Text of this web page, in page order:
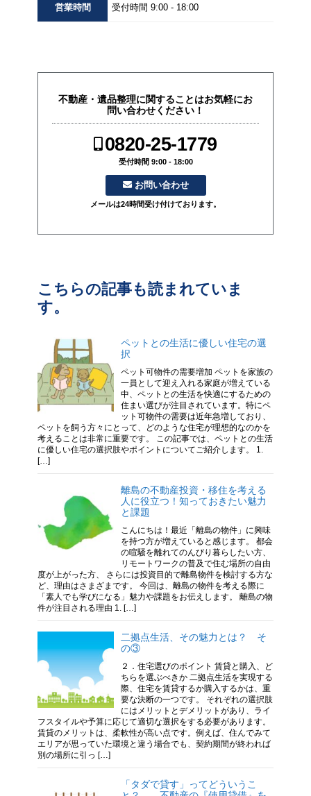
営業時間 受付時間 9:00 - 18:00
不動産・遺品整理に関することはお気軽にお
問い合わせください！
0820-25-1779
受付時間 9:00 - 18:00
お問い合わせ
メールは24時間受け付けております。
こちらの記事も読まれていま
す。
ペットとの生活に優しい住宅の選
択
ペット可物件の需要増加 ペットを家族の
一員として迎え入れる家庭が増えている
中、ペットとの生活を快適にするための
住まい選びが注目されています。特にペ
ット可物件の需要は近年急増しており、
ペットを飼う方々にとって、どのような住宅が理想的なのかを
考えることは非常に重要です。 この記事では、ペットとの生活
に優しい住宅の選択肢やポイントについてご紹介します。 1.
[…]
離島の不動産投資・移住を考える
人に役立つ！知っておきたい魅力
と課題
こんにちは！最近「離島の物件」に興味
を持つ方が増えていると感じます。 都会
の喧騒を離れてのんびり暮らしたい方、
リモートワークの普及で住む場所の自由
度が上がった方、 さらには投資目的で離島物件を検討する方な
ど、理由はさまざまです。 今回は、離島の物件を考える際に
「素人でも学びになる」魅力や課題をお伝えします。 離島の物
件が注目される理由 1. […]
二拠点生活、その魅力とは？ そ
の③
２．住宅選びのポイント 賃貸と購入、ど
ちらを選ぶべきか 二拠点生活を実現する
際、住宅を賃貸するか購入するかは、重
要な決断の一つです。 それぞれの選択肢
にはメリットとデメリットがあり、ライ
フスタイルや予算に応じて適切な選択をする必要があります。
賃貸のメリットは、柔軟性が高い点です。例えば、住んでみて
エリアが思っていた環境と違う場合でも、契約期間が終われば
別の場所に引っ […]
「タダで貸す」ってどういうこ